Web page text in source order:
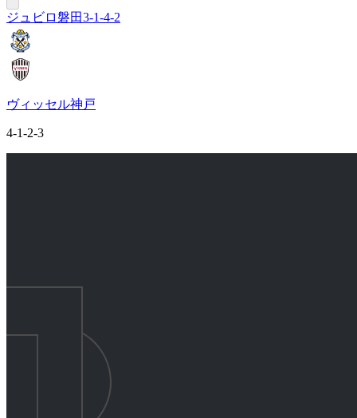
ジュビロ磐田3-1-4-2
ヴィッセル神戸
4-1-2-3